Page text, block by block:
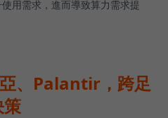
用需求，進而導致算力需求提
、Palantir，跨足
策